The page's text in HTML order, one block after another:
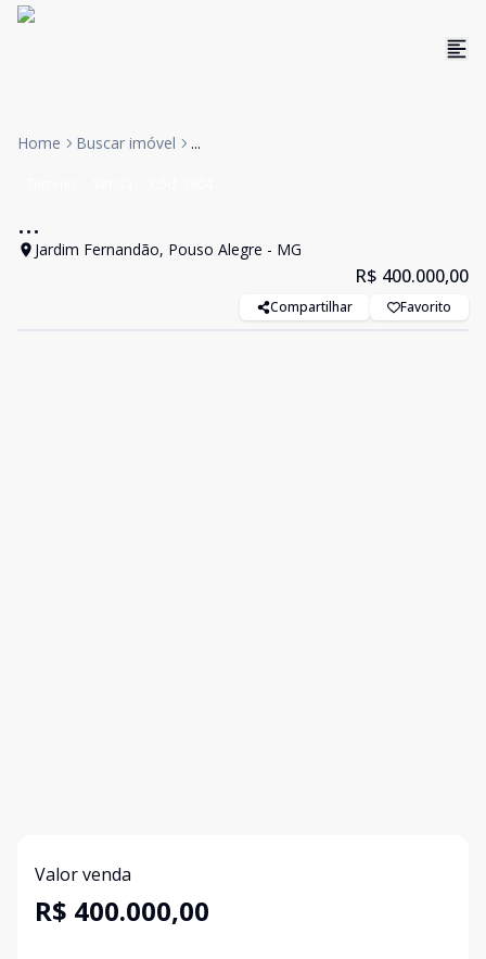
Home Buscar imóvel ...
...
Jardim Fernandão, Pouso Alegre - MG
R$ 400.000,00
Compartilhar Favorito
Valor venda
R$ 400.000,00